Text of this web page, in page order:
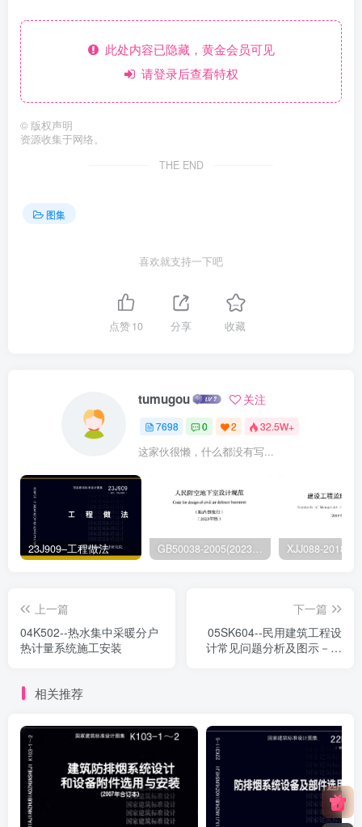
此处内容已隐藏，黄金会员可见
请登录后查看特权
© 版权声明
资源收集于网络。
THE END
图集
喜欢就支持一下吧
点赞10 分享 收藏
tumugou 关注
7698 0 2 32.5W+
这家伙很懒，什么都没有写...
23J909–工程做法 GB50038-2005(2023版)–人民防空地下室设计规范
上一篇
04K502--热水集中采暖分户
热计量系统施工安装
下一篇
05SK604--民用建筑工程设
计常见问题分析及图示－暖
相关推荐